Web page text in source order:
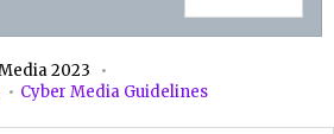
2023
Cyber Media Guidelines